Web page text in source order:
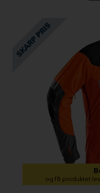
og få produktet